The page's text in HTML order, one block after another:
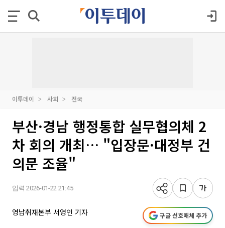
이투데이 사회 전국
부산·경남 행정통합 실무협의체 2
차 회의 개최… "입장문·대정부 건
의문 조율"
입력 2026-01-22 21:45
영남취재본부 서영인 기자 구글 선호매체 추가